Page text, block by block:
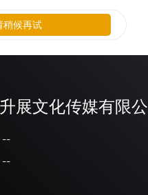
展文化传媒有限
--
--
稍候再试